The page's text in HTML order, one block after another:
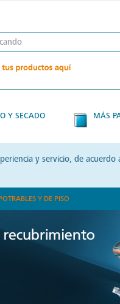
Y SECADO MÁS
y servicio, de
Y DE PISO